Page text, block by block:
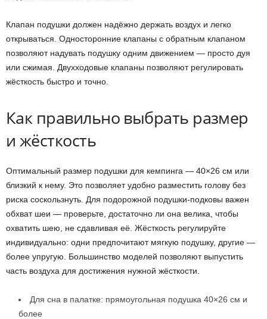
Клапан подушки должен надёжно держать воздух и легко
открываться. Односторонние клапаны с обратным клапаном
позволяют надувать подушку одним движением — просто дуя
или сжимая. Двухходовые клапаны позволяют регулировать
жёсткость быстро и точно.
Как правильно выбрать размер
и жёсткость
Оптимальный размер подушки для кемпинга — 40×26 см или
близкий к нему. Это позволяет удобно разместить голову без
риска соскользнуть. Для подорожной подушки-подковы важен
обхват шеи — проверьте, достаточно ли она велика, чтобы
охватить шею, не сдавливая её. Жёсткость регулируйте
индивидуально: одни предпочитают мягкую подушку, другие —
более упругую. Большинство моделей позволяют выпустить
часть воздуха для достижения нужной жёсткости.
Для сна в палатке: прямоугольная подушка 40×26 см и
более